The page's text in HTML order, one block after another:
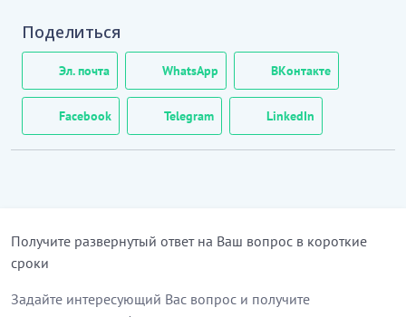
Поделиться
Эл. почта WhatsApp ВКонтакте
Facebook Telegram LinkedIn
Получите развернутый ответ на Ваш вопрос в короткие
сроки
Задайте интересующий Вас вопрос и получите